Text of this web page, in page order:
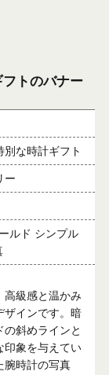
トのバナー
な時計ギフト
ー
ルド シンプル
高級感と温かみ
ザインです。暗
斜めラインと
印象を与えてい
腕時計の写真